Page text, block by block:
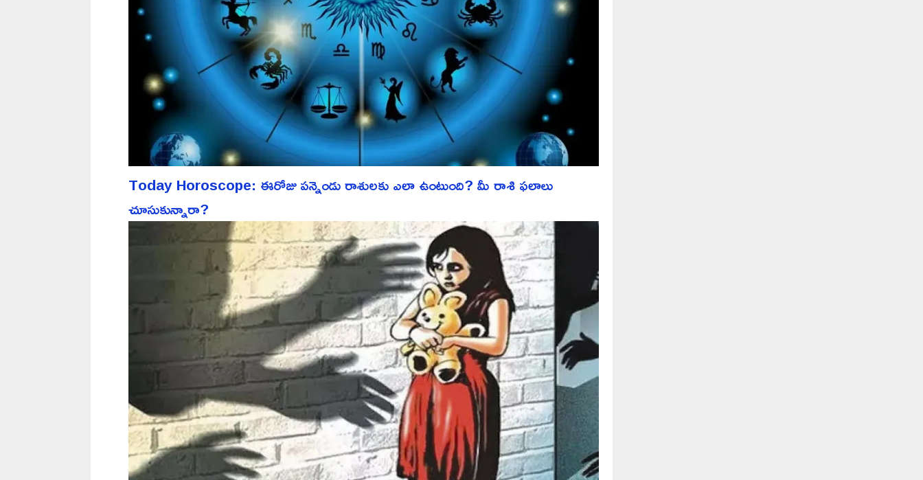
Today Horoscope: ఈరోజు పన్నెండు రాశులకు ఎలా ఉంటుంది? మీ రాశి ఫలాలు
చూసుకున్నారా?